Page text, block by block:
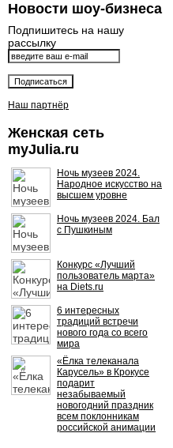
Новости шоу-бизнеса
Подпишитесь на нашу
рассылку
Наш партнёр
Женская сеть
myJulia.ru
Ночь музеев 2024.
Народное искусство на
высшем уровне
Ночь музеев 2024. Бал
с Пушкиным
Конкурс «Лучший
пользователь марта»
на Diets.ru
6 интересных
традиций встречи
нового года со всего
мира
«Ёлка телеканала
Карусель» в Крокусе
подарит
незабываемый
новогодний праздник
всем поклонникам
российской анимации